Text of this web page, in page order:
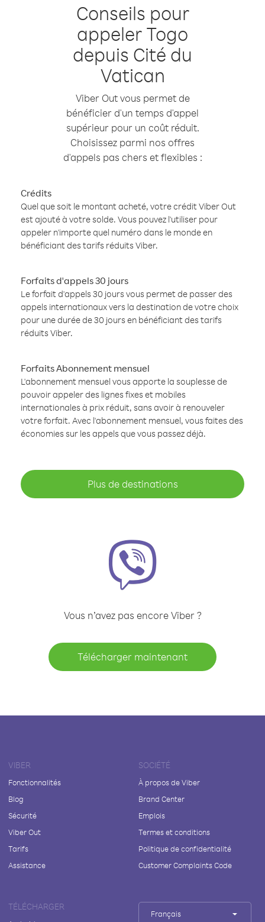
Conseils pour
appeler Togo
depuis Cité du
Vatican
Viber Out vous permet de
bénéficier d'un temps d'appel
supérieur pour un coût réduit.
Choisissez parmi nos offres
d'appels pas chers et flexibles :
Crédits
Quel que soit le montant acheté, votre crédit Viber Out
est ajouté à votre solde. Vous pouvez l'utiliser pour
appeler n'importe quel numéro dans le monde en
bénéficiant des tarifs réduits Viber.
Forfaits d'appels 30 jours
Le forfait d'appels 30 jours vous permet de passer des
appels internationaux vers la destination de votre choix
pour une durée de 30 jours en bénéficiant des tarifs
réduits Viber.
Forfaits Abonnement mensuel
L'abonnement mensuel vous apporte la souplesse de
pouvoir appeler des lignes fixes et mobiles
internationales à prix réduit, sans avoir à renouveler
votre forfait. Avec l'abonnement mensuel, vous faites des
économies sur les appels que vous passez déjà.
Plus de destinations
Vous n’avez pas encore Viber ?
Télécharger maintenant
VIBER
Fonctionnalités
Blog
Sécurité
Viber Out
Tarifs
Assistance
SOCIÉTÉ
À propos de Viber
Brand Center
Emplois
Termes et conditions
Politique de confidentialité
Customer Complaints Code
TÉLÉCHARGER
Français